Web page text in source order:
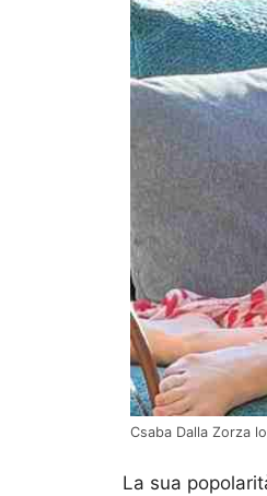
Csaba Dalla Zorza
La sua